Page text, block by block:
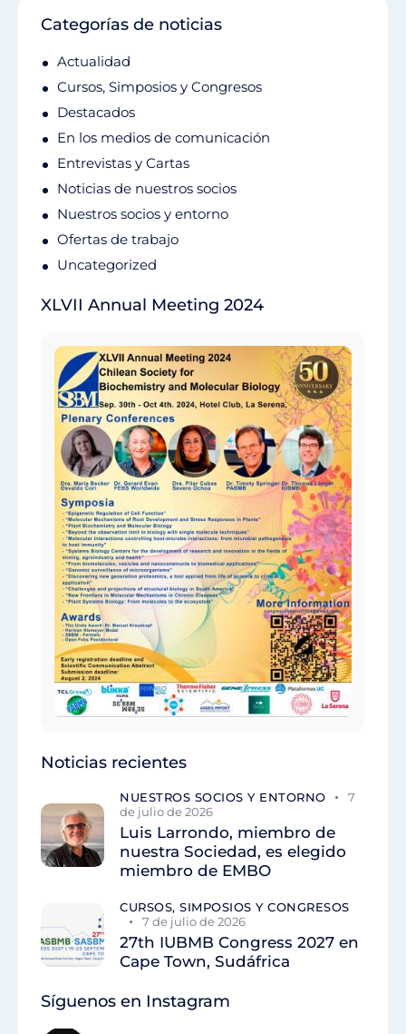
Categorías de noticias
Actualidad
Cursos, Simposios y Congresos
Destacados
En los medios de comunicación
Entrevistas y Cartas
Noticias de nuestros socios
Nuestros socios y entorno
Ofertas de trabajo
Uncategorized
XLVII Annual Meeting 2024
Noticias recientes
NUESTROS SOCIOS Y ENTORNO
7
de julio de 2026
Luis Larrondo, miembro de
nuestra Sociedad, es elegido
miembro de EMBO
CURSOS, SIMPOSIOS Y CONGRESOS
7 de julio de 2026
27th IUBMB Congress 2027 en
Cape Town, Sudáfrica
Síguenos en Instagram